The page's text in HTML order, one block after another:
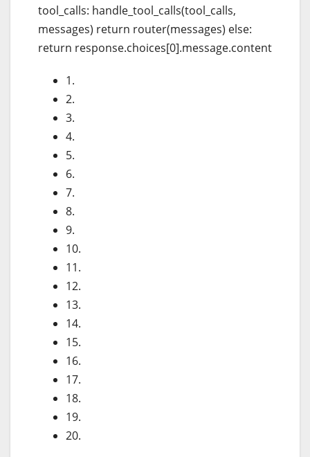
tool_calls: handle_tool_calls(tool_calls,
messages) return router(messages) else:
return response.choices[0].message.content
1.
2.
3.
4.
5.
6.
7.
8.
9.
10.
11.
12.
13.
14.
15.
16.
17.
18.
19.
20.